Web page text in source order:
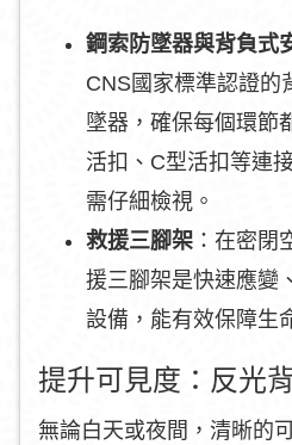
鋼索防墜器與背負式
CNS國家標準認證的
墜器，確保每個環節
活扣、C型活扣等連
需仔細檢視。
救援三腳架 ：在密閉
援三腳架是快速應變
設備，能有效保障生
提升可見度：反光
無論白天或夜間，清晰的